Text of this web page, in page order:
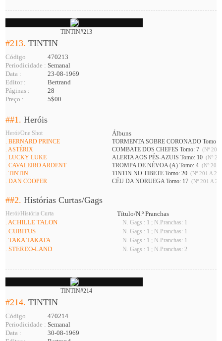
TINTIN#213
#213.TINTIN
Código
470213
Periodicidade : Semanal
Data :
23-08-1969
Editor :
Bertrand
Páginas :
28
Preço :
5$00
##1.Heróis
Herói/One Shot Álbuns
. BERNARD PRINCE
TORMENTA SOBRE CORONADO Tomo:
. ASTÉRIX
COMBATE DOS CHEFES Tomo: 7 (Nº 201
. LUCKY LUKE ALERTA AOS PÉS-AZUIS Tomo: 10 (Nº
. CAVALEIRO ARDENT TROMPA DE NÉVOA (A) Tomo: 4 (Nº 201
. TINTIN TINTIN NO TIBETE Tomo: 20 (Nº 201 A
. DAN COOPER CÉU DA NORUEGA Tomo: 17 (Nº 201 A
##2.Histórias Curtas/Gags
Herói/História Curta
Título/N.º Pranchas
. ACHILLE TALON
N. Gags : 1 ; N.Pranchas: 1
. CUBITUS N. Gags : 1 ; N.Pranchas: 1
. TAKA TAKATA N. Gags : 1 ; N.Pranchas: 1
. STEREO-LAND N. Gags : 1 ; N.Pranchas: 2
TINTIN#214
#214.TINTIN
Código
470214
Periodicidade : Semanal
Data :
30-08-1969